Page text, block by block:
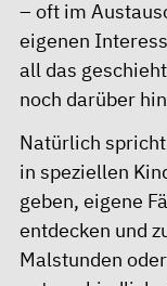
– oft im
eigenen
all das
noch darüber
Natürlich
in speziellen
geben, eigene
entdecken und
Malstunden